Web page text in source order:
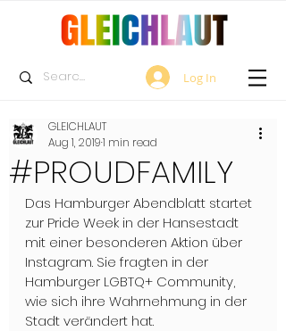
Log In
#PROUDFAMILY
GLEICHLAUT
Aug 1, 20191 min read
Das Hamburger Abendblatt startet
zur Pride Week in der Hansestadt
mit einer besonderen Aktion über
Instagram. Sie fragten in der
Hamburger LGBTQ+ Community,
wie sich ihre Wahrnehmung in der
Stadt verändert hat.